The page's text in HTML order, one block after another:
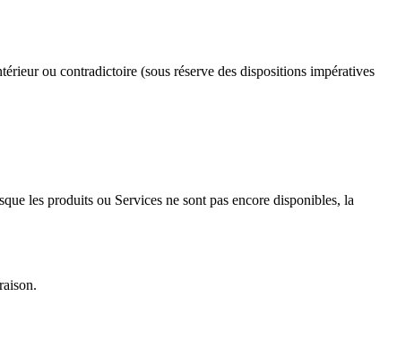
ou contradictoire (sous réserve des dispositions impératives
les produits ou Services ne sont pas encore disponibles, la